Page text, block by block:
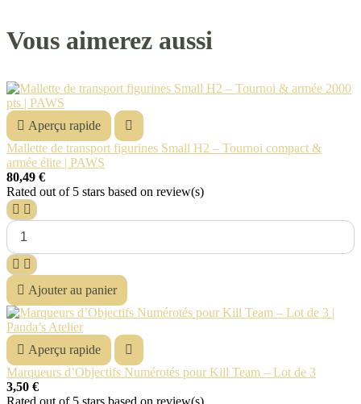
Vous aimerez aussi
 Aperçu rapide

Mallette de transport figurines Small H2 – Tournoi compact &
armée élite | PAWS
80,49 €
Rated out of 5 stars based on review(s)
 
 
 Ajouter au panier
 Aperçu rapide

Marqueurs d’Objectifs Numérotés pour Kill Team – Lot de 3
3,50 €
Rated out of 5 stars based on review(s)